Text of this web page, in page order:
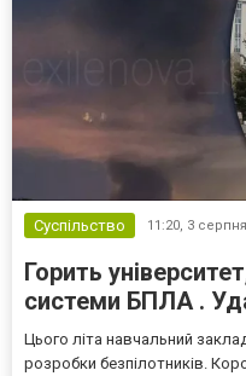
Суспільство 11:20, 3 серпня
Горить
системи БПЛА .
Цього літа навчальний
розробки безпілотників.